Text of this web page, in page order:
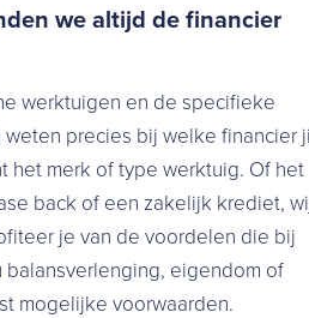
we altijd de financier
werktuigen en de specifieke
precies bij welke financier
het merk of type werktuig. Of het
back of een zakelijk krediet,
je van de voordelen die bij
eigendom of
mogelijke voorwaarden.